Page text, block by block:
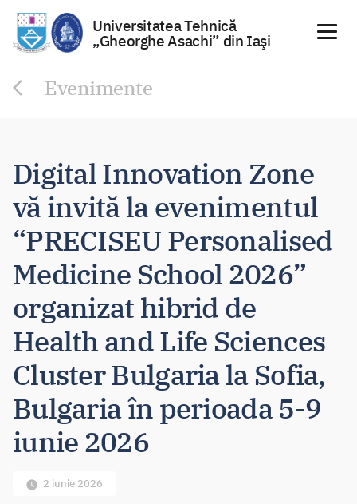
Universitatea Tehnică
„Gheorghe Asachi” din Iaşi
Evenimente
Digital Innovation Zone
vă invită la evenimentul
“PRECISEU Personalised
Medicine School 2026”
organizat hibrid de
Health and Life Sciences
Cluster Bulgaria la Sofia,
Bulgaria în perioada 5-9
iunie 2026
2 iunie 2026